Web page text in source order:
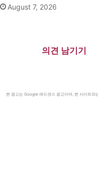
August 7, 2026
의견 남기기
본 광고는 Google 애드센스 광고이며, 본 사이트와